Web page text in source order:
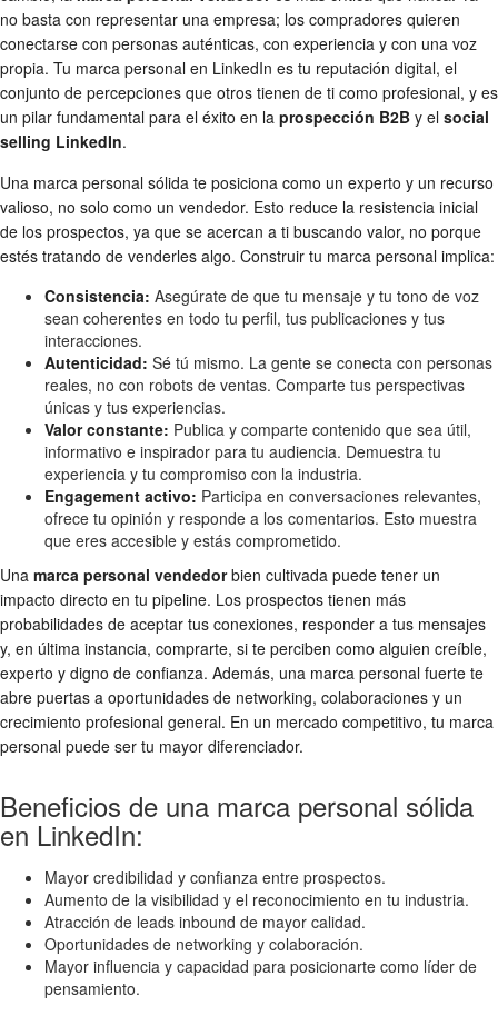
no basta con representar una empresa; los compradores quieren
conectarse con personas auténticas, con experiencia y con una voz
propia. Tu marca personal en LinkedIn es tu reputación digital, el
conjunto de percepciones que otros tienen de ti como profesional, y es
un pilar fundamental para el éxito en la prospección B2B y el social
selling LinkedIn.
Una marca personal sólida te posiciona como un experto y un recurso
valioso, no solo como un vendedor. Esto reduce la resistencia inicial
de los prospectos, ya que se acercan a ti buscando valor, no porque
estés tratando de venderles algo. Construir tu marca personal implica:
Consistencia: Asegúrate de que tu mensaje y tu tono de voz
sean coherentes en todo tu perfil, tus publicaciones y tus
interacciones.
Autenticidad: Sé tú mismo. La gente se conecta con personas
reales, no con robots de ventas. Comparte tus perspectivas
únicas y tus experiencias.
Valor constante: Publica y comparte contenido que sea útil,
informativo e inspirador para tu audiencia. Demuestra tu
experiencia y tu compromiso con la industria.
Engagement activo: Participa en conversaciones relevantes,
ofrece tu opinión y responde a los comentarios. Esto muestra
que eres accesible y estás comprometido.
Una marca personal vendedorbien cultivada puede tener un
impacto directo en tu pipeline. Los prospectos tienen más
probabilidades de aceptar tus conexiones, responder a tus mensajes
y, en última instancia, comprarte, si te perciben como alguien creíble,
experto y digno de confianza. Además, una marca personal fuerte te
abre puertas a oportunidades de networking, colaboraciones y un
crecimiento profesional general. En un mercado competitivo, tu marca
personal puede ser tu mayor diferenciador.
Beneficios de una marca personal sólida
en LinkedIn:
Mayor credibilidad y confianza entre prospectos.
Aumento de la visibilidad y el reconocimiento en tu industria.
Atracción de leads inbound de mayor calidad.
Oportunidades de networking y colaboración.
Mayor influencia y capacidad para posicionarte como líder de
pensamiento.